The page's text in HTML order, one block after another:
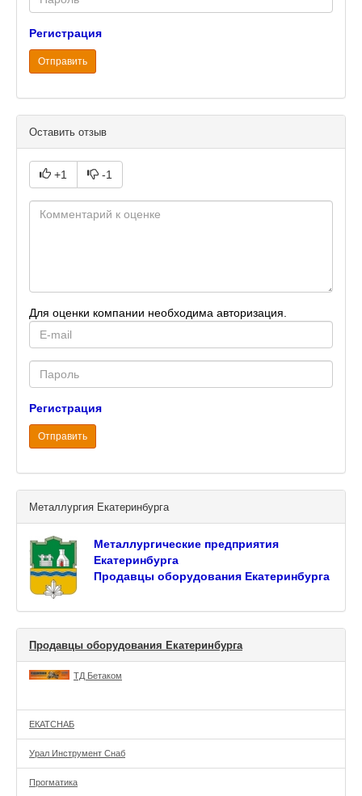
Регистрация
Отправить
Оставить отзыв
+1 -1
Для оценки компании необходима авторизация.
mail
Password
Регистрация
Отправить
Металлургия Екатеринбурга
Металлургические предприятия
Екатеринбурга
Продавцы оборудования Екатеринбурга
Продавцы оборудования Екатеринбурга
ТД Бетаком
ЕКАТСНАБ
Урал Инструмент Снаб
Прогматика